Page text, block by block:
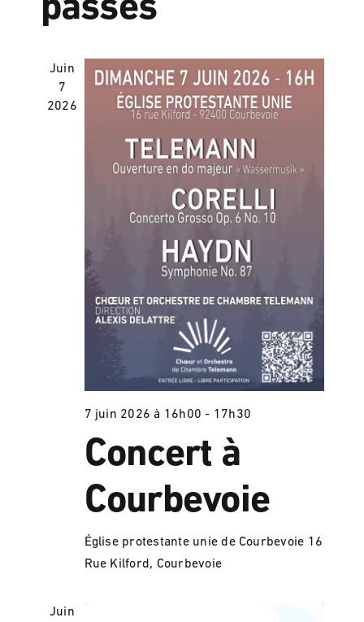
passés
Juin
7
2026
7 juin 2026 à 16h00 - 17h30
Concert à
Courbevoie
Église protestante unie de Courbevoie 16
Rue Kilford, Courbevoie
Juin